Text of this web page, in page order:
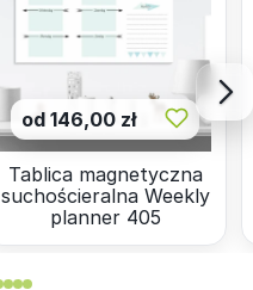
od 146,00 zł
Tablica magnetyczna
suchościeralna Weekly
planner 405